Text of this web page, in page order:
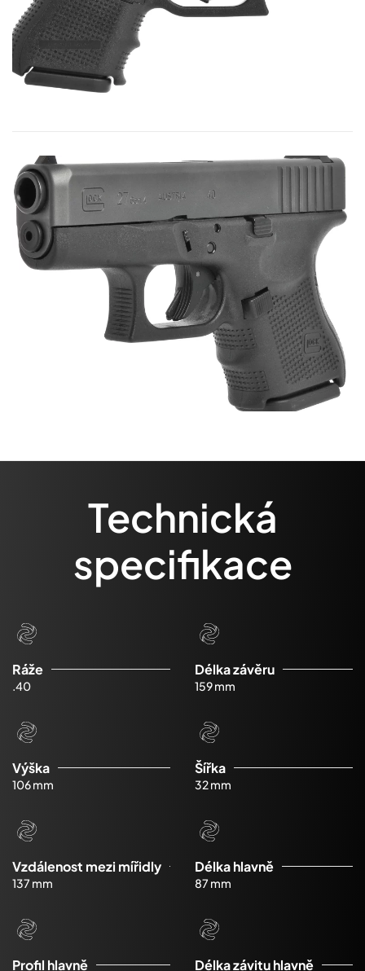
Technická
specifikace
Ráže
.40
Délka závěru
159 mm
Výška
106 mm
Šířka
32 mm
Vzdálenost mezi mířidly
137 mm
Délka hlavně
87 mm
Profil hlavně Délka závitu hlavně